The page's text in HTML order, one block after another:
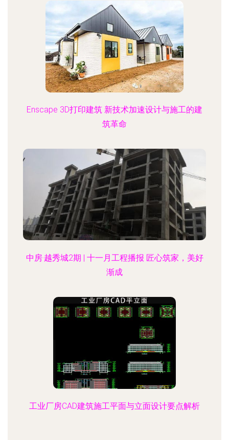
Enscape 3D打印建筑 新技术加速设计与施工的建
筑革命
中房·越秀城2期 | 十一月工程播报 匠心筑家，美好
渐成
工业厂房CAD建筑施工平面与立面设计要点解析